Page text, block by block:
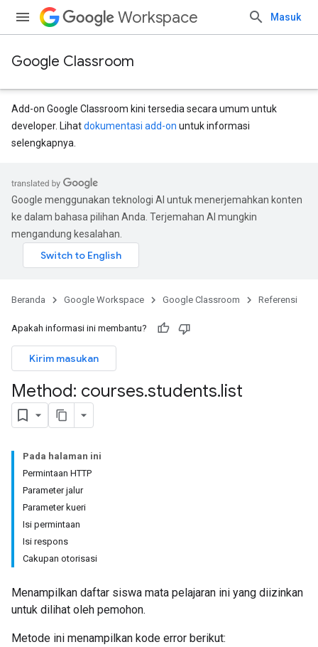
Workspace Masuk
Google Classroom
Add-on Google Classroom kini tersedia secara umum untuk
developer. Lihatdokumentasi add-on untuk informasi
selengkapnya.
Google menggunakan teknologi AI untuk menerjemahkan konten
ke dalam bahasa pilihan Anda. Terjemahan AI mungkin
mengandung kesalahan.
Beranda Google Workspace Google Classroom Referensi
Apakah informasi ini membantu?
Kirim masukan
Method: courses.students.list
Pada halaman ini
Permintaan HTTP
Parameter jalur
Parameter kueri
Isi permintaan
Isi respons
Cakupan otorisasi
Menampilkan daftar siswa mata pelajaran ini yang diizinkan
untuk dilihat oleh pemohon.
Metode ini menampilkan kode error berikut: